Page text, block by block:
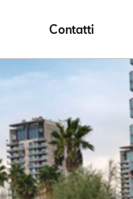
Contatti